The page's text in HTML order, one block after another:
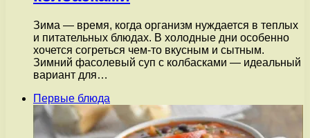
Зима — время, когда организм нуждается в теплых
и питательных блюдах. В холодные дни особенно
хочется согреться чем-то вкусным и сытным.
Зимний фасолевый суп с колбасками — идеальный
вариант для…
Первые блюда